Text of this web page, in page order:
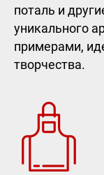
поталь и
уникального
примерами,
творчества.